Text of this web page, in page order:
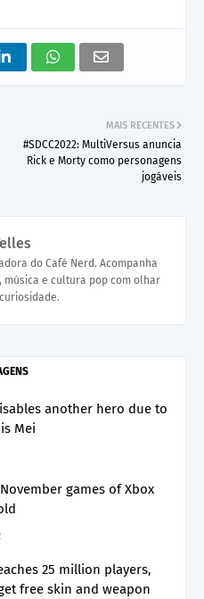
MAIS RECENTES
#SDCC2022: MultiVersus anuncia
Rick e Morty como personagens
jogáveis
do Café Nerd. Acompanha
música e cultura pop com olhar
another hero due to
Mei
games of Xbox
25 million players,
free skin and weapon